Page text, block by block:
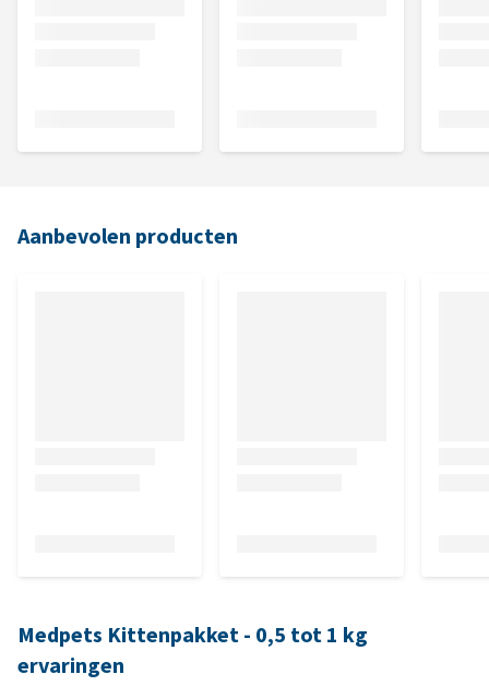
Aanbevolen producten
Medpets Kittenpakket - 0,5 tot 1 kg
ervaringen